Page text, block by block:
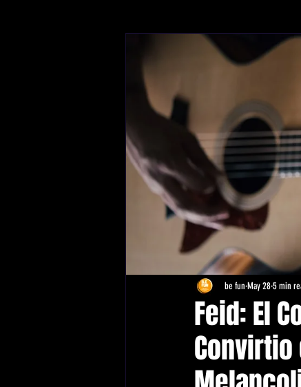
Feid: El
be fun May 285 min